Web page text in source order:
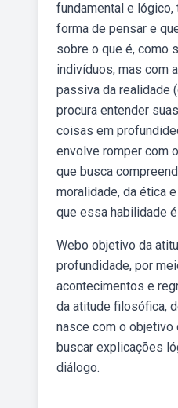
fundamental e
forma de pensar e
sobre o que é, como
indivíduos, mas com
passiva da realidade
procura entender
coisas em
envolve romper com
que busca
moralidade, da ética
que essa habilidade
Webo objetivo da
profundidade, por
acontecimentos e
da atitude filosófica,
nasce com o objetivo
buscar explicações
diálogo.